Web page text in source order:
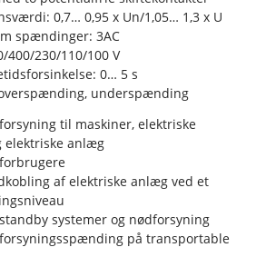
0,7… 0,95 x Un/1,05… 1,3 x U
spændinger: 3AC
400/230/110/100 V
0… 5 s
overspænding, underspænding
til maskiner, elektriske
elektriske anlæg
af elektriske anlæg ved et
systemer og nødforsyning
på transportable